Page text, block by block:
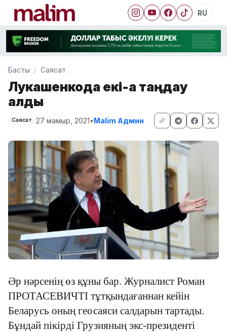
RU
Басты Саясат
Лукашенкода екі-ақ таңдау
қалды
Саясат 27 мамыр, 2021•Malim Админ
Әр нәрсенің өз құны бар. Журналист Роман
ПРОТАСЕВИЧТІ тұтқындағаннан кейін
Беларусь оның геосаяси салдарын тартады.
Бұндай пікірді Грузияның экс-президенті